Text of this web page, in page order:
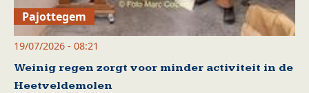
Pajottegem
19/07/2026 - 08:21
Weinig regen zorgt voor minder activiteit in de
Heetveldemolen